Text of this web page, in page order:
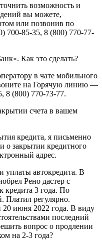
возможность и
вы можете,
или позвонив по
700-85-35, 8 (800) 770-77-
Как это сделать?
в чате мобильного
на Горячую линию —
8 (800) 770-73-77.
счета в вашем
кредита, я письменно
о закрытии кредитного
адрес.
уплаты автокредита. В
Рено дастер с
кредита 3 года. По
Платил регулярно.
20 июня 2022 года. В виду
последний
вопрос о продлении
на 2-3 года?